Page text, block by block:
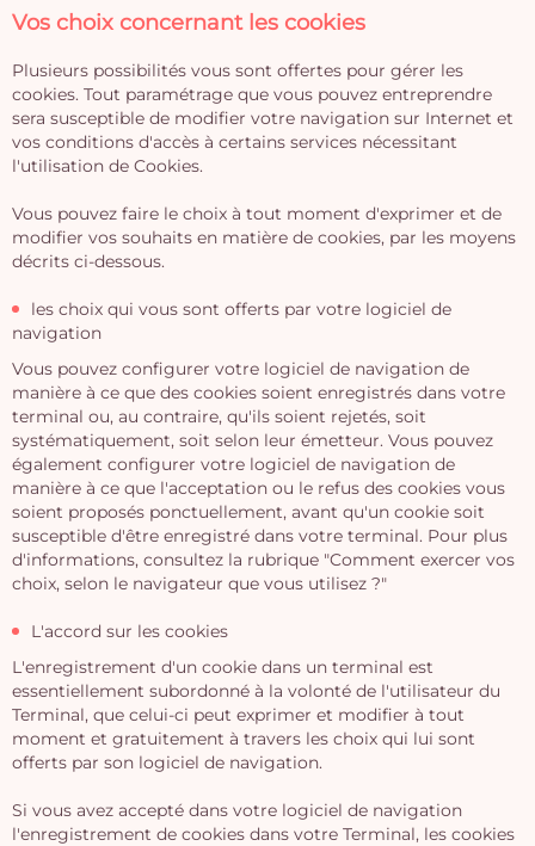
Vos choix concernant les cookies
Plusieurs possibilités vous sont offertes pour gérer les
cookies. Tout paramétrage que vous pouvez entreprendre
sera susceptible de modifier votre navigation sur Internet et
vos conditions d'accès à certains services nécessitant
l'utilisation de Cookies.
Vous pouvez faire le choix à tout moment d'exprimer et de
modifier vos souhaits en matière de cookies, par les moyens
décrits ci-dessous.
les choix qui vous sont offerts par votre logiciel de
navigation
Vous pouvez configurer votre logiciel de navigation de
manière à ce que des cookies soient enregistrés dans votre
terminal ou, au contraire, qu'ils soient rejetés, soit
systématiquement, soit selon leur émetteur. Vous pouvez
également configurer votre logiciel de navigation de
manière à ce que l'acceptation ou le refus des cookies vous
soient proposés ponctuellement, avant qu'un cookie soit
susceptible d'être enregistré dans votre terminal. Pour plus
d'informations, consultez la rubrique "Comment exercer vos
choix, selon le navigateur que vous utilisez ?"
L'accord sur les cookies
L'enregistrement d'un cookie dans un terminal est
essentiellement subordonné à la volonté de l'utilisateur du
Terminal, que celui-ci peut exprimer et modifier à tout
moment et gratuitement à travers les choix qui lui sont
offerts par son logiciel de navigation.
Si vous avez accepté dans votre logiciel de navigation
l'enregistrement de cookies dans votre Terminal, les cookies